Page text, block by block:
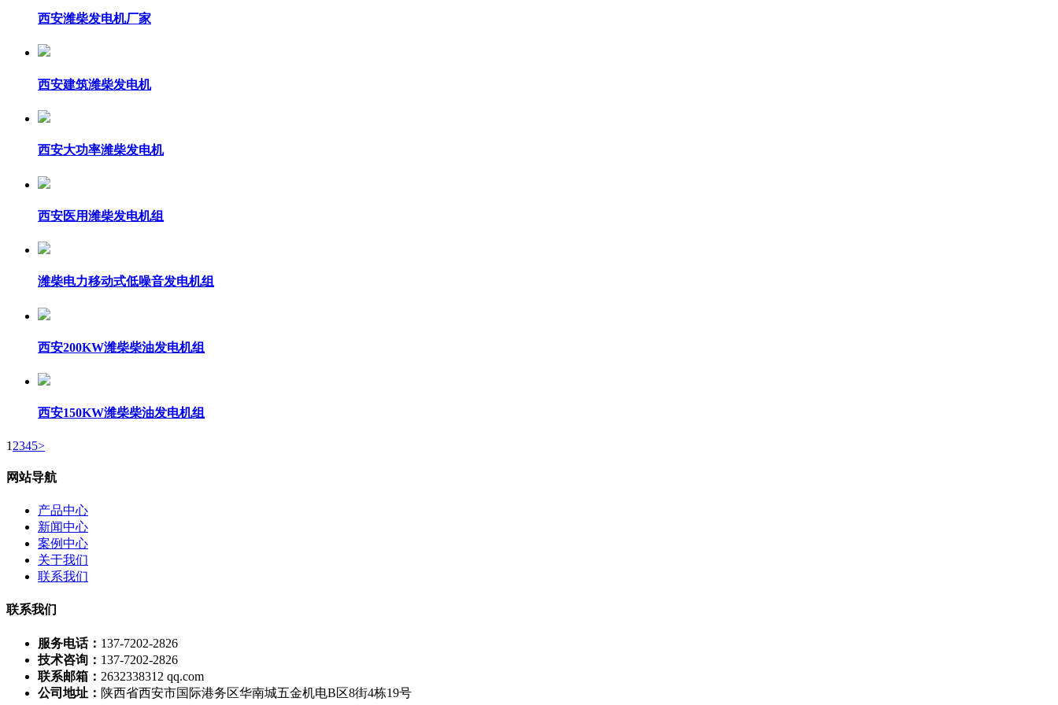
西安潍柴发电机厂家
西安建筑潍柴发电机
西安大功率潍柴发电机
西安医用潍柴发电机组
潍柴电力移动式低噪音发电机组
西安200KW潍柴柴油发电机组
西安150KW潍柴柴油发电机组
1 2345>
网站导航
产品中心
新闻中心
案例中心
关于我们
联系我们
联系我们
服务电话： 137-7202-2826
技术咨询： 137-7202-2826
联系邮箱： 2632338312 qq.com
公司地址： 陕西省西安市国际港务区华南城五金机电B区8街4栋19号